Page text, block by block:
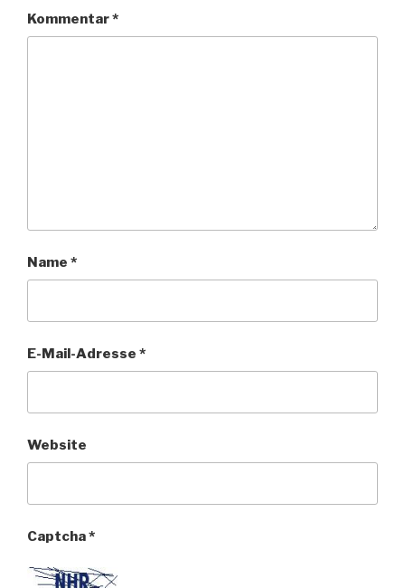
Kommentar*
Name *
E-Mail-Adresse *
Website
Captcha*